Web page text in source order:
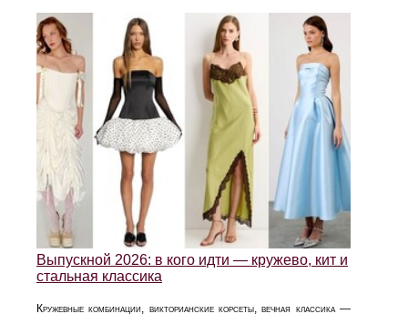
Выпускной 2026: в кого идти — кружево, кит и
стальная классика
Кружевные комбинации, викторианские корсеты, вечная классика —